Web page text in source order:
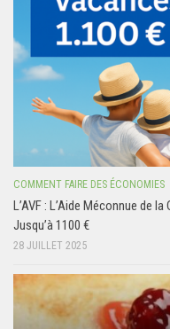
COMMENT FAIRE DES ÉCONOMIES
L’AVF : L’Aide Méconnue de
Jusqu’à 1100 €
28 JUILLET 2025